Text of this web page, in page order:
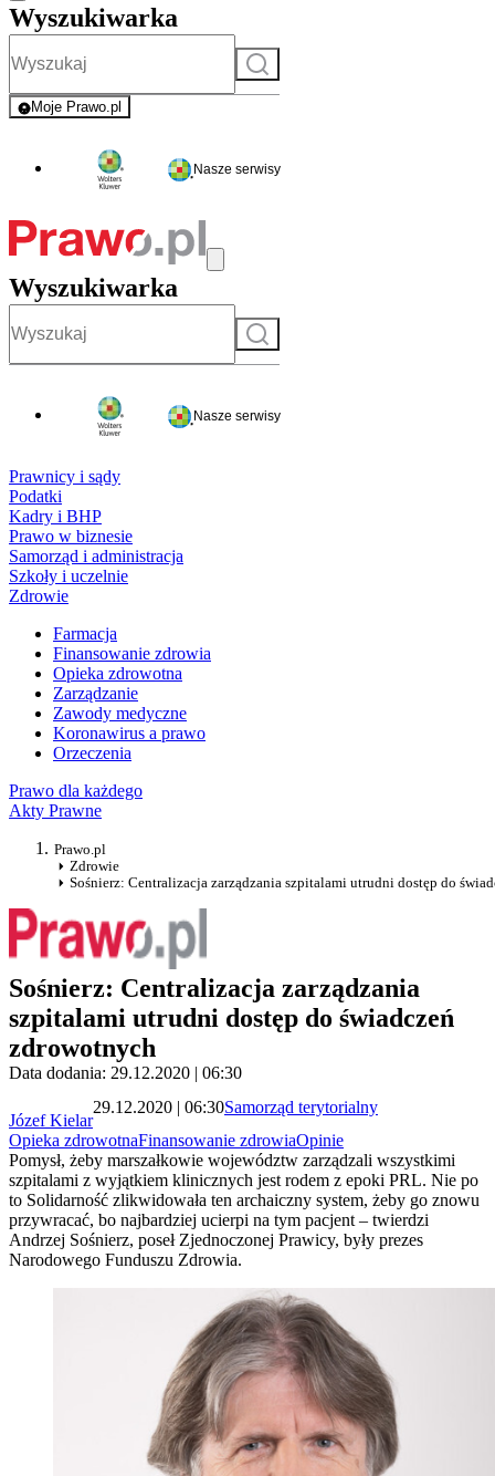
Wyszukiwarka
Szukaj
Moje Prawo.pl
- rejestracja i logowanie do serwisu
Nasze serwisy
Wyszukiwarka
Szukaj
Nasze serwisy
Prawnicy i sądy
Podatki
Kadry i BHP
Prawo w biznesie
Samorząd i administracja
Szkoły i uczelnie
Zdrowie
Farmacja
Finansowanie zdrowia
Opieka zdrowotna
Zarządzanie
Zawody medyczne
Koronawirus a prawo
Orzeczenia
Prawo dla każdego
Akty Prawne
Prawo.pl
Zdrowie
Sośnierz: Centralizacja zarządzania szpitalami utrudni dostęp do
Sośnierz: Centralizacja zarządzania
szpitalami utrudni dostęp do świadczeń
zdrowotnych
Data dodania: 29.12.2020 | 06:30
Józef Kielar
29.12.2020 | 06:30Samorząd terytorialny
Opieka zdrowotnaFinansowanie zdrowiaOpinie
Pomysł, żeby marszałkowie województw zarządzali wszystkimi
szpitalami z wyjątkiem klinicznych jest rodem z epoki PRL. Nie po
to Solidarność zlikwidowała ten archaiczny system, żeby go znowu
przywracać, bo najbardziej ucierpi na tym pacjent – twierdzi
Andrzej Sośnierz, poseł Zjednoczonej Prawicy, były prezes
Narodowego Funduszu Zdrowia.